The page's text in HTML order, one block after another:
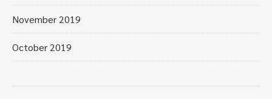
November 2019
October 2019